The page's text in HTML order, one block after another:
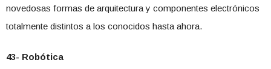
novedosas formas de arquitectura y componentes electrónicos
totalmente distintos a los conocidos hasta ahora.
43- Robótica